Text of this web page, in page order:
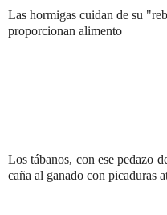
Las hormigas cuidan de su
proporcionan alimento
Los tábanos, con ese pedazo
caña al ganado con picaduras